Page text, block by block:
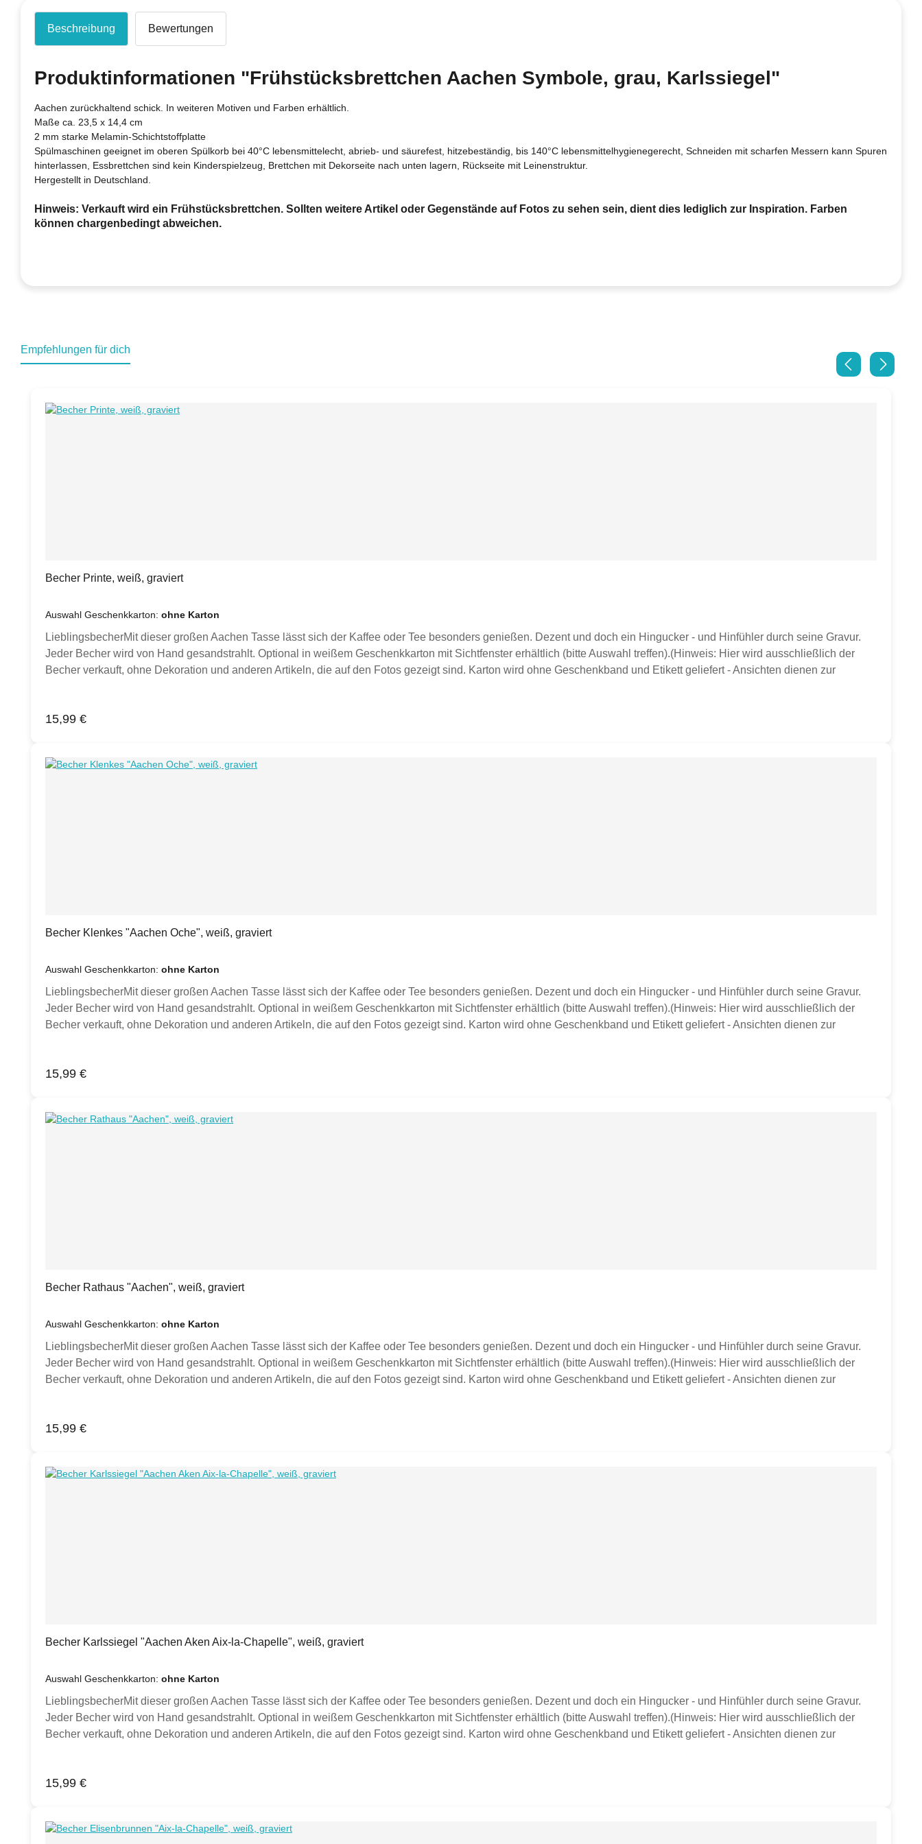
Beschreibung Bewertungen
Produktinformationen "Frühstücksbrettchen Aachen Symbole, grau, Karlssiegel"
Aachen zurückhaltend schick. In weiteren Motiven und Farben erhältlich.
Maße ca. 23,5 x 14,4 cm
2 mm starke Melamin-Schichtstoffplatte
Spülmaschinen geeignet im oberen Spülkorb bei 40°C lebensmittelecht, abrieb- und säurefest, hitzebeständig, bis 140°C lebensmittelhygienegerecht, Schneiden mit scharfen Messern kann Spuren
hinterlassen, Essbrettchen sind kein Kinderspielzeug, Brettchen mit Dekorseite nach unten lagern, Rückseite mit Leinenstruktur.
Hergestellt in Deutschland.
Hinweis: Verkauft wird ein Frühstücksbrettchen. Sollten weitere Artikel oder Gegenstände auf Fotos zu sehen sein, dient dies lediglich zur Inspiration. Farben
können chargenbedingt abweichen.
Empfehlungen für dich
Becher Printe, weiß, graviert
Auswahl Geschenkkarton: ohne Karton
LieblingsbecherMit dieser großen Aachen Tasse lässt sich der Kaffee oder Tee besonders genießen. Dezent und doch ein Hingucker - und Hinfühler durch seine Gravur.
Jeder Becher wird von Hand gesandstrahlt. Optional in weißem Geschenkkarton mit Sichtfenster erhältlich (bitte Auswahl treffen).(Hinweis: Hier wird ausschließlich der
Becher verkauft, ohne Dekoration und anderen Artikeln, die auf den Fotos gezeigt sind. Karton wird ohne Geschenkband und Etikett geliefert - Ansichten dienen zur
Regulärer Preis:
15,99 €
Becher Klenkes "Aachen Oche", weiß, graviert
Auswahl Geschenkkarton: ohne Karton
LieblingsbecherMit dieser großen Aachen Tasse lässt sich der Kaffee oder Tee besonders genießen. Dezent und doch ein Hingucker - und Hinfühler durch seine Gravur.
Jeder Becher wird von Hand gesandstrahlt. Optional in weißem Geschenkkarton mit Sichtfenster erhältlich (bitte Auswahl treffen).(Hinweis: Hier wird ausschließlich der
Becher verkauft, ohne Dekoration und anderen Artikeln, die auf den Fotos gezeigt sind. Karton wird ohne Geschenkband und Etikett geliefert - Ansichten dienen zur
Regulärer Preis:
15,99 €
Becher Rathaus "Aachen", weiß, graviert
Auswahl Geschenkkarton: ohne Karton
LieblingsbecherMit dieser großen Aachen Tasse lässt sich der Kaffee oder Tee besonders genießen. Dezent und doch ein Hingucker - und Hinfühler durch seine Gravur.
Jeder Becher wird von Hand gesandstrahlt. Optional in weißem Geschenkkarton mit Sichtfenster erhältlich (bitte Auswahl treffen).(Hinweis: Hier wird ausschließlich der
Becher verkauft, ohne Dekoration und anderen Artikeln, die auf den Fotos gezeigt sind. Karton wird ohne Geschenkband und Etikett geliefert - Ansichten dienen zur
Regulärer Preis:
15,99 €
Becher Karlssiegel "Aachen Aken Aix-la-Chapelle", weiß, graviert
Auswahl Geschenkkarton: ohne Karton
LieblingsbecherMit dieser großen Aachen Tasse lässt sich der Kaffee oder Tee besonders genießen. Dezent und doch ein Hingucker - und Hinfühler durch seine Gravur.
Jeder Becher wird von Hand gesandstrahlt. Optional in weißem Geschenkkarton mit Sichtfenster erhältlich (bitte Auswahl treffen).(Hinweis: Hier wird ausschließlich der
Becher verkauft, ohne Dekoration und anderen Artikeln, die auf den Fotos gezeigt sind. Karton wird ohne Geschenkband und Etikett geliefert - Ansichten dienen zur
Regulärer Preis:
15,99 €